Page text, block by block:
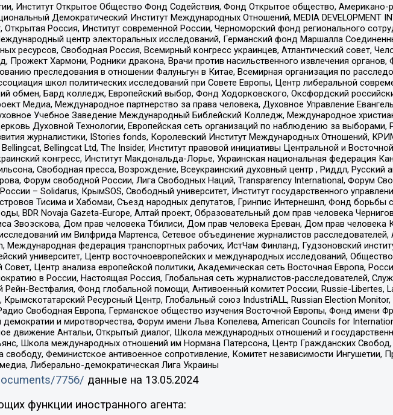
Институт Открытое Общество Фонд Содействия, Фонд Открытое общество, Американо-
Демократический Институт Международных Отношений, MEDIA DEVELOPMENT
Россия, Институт современной России, Черноморский фонд регионального
центр электоральных исследований, Германский фонд Маршалла
ресурсов, Свободная Россия, Всемирный конгресс украинцев, Атлантический совет,
Хармони, Родники дракона, Врачи против насильственного извлечения органов,
преследования в отношении Фалуньгун в Китае, Всемирная организация по
школ политических исследований при Совете Европы, Центр либеральной
обмен, Бард колледж, Европейский выбор, Фонд Ходорковского, Оксфордский
Медиа, Международное партнерство за права человека, Духовное Управление
Учебное Заведение Международный Библейский Колледж, Международное
Духовной Технологии, Европейская сеть организаций по наблюдению за выборами,
журналистики, IStories fonds, Королевский Институт Международных Отношений,
Bellingcat Ltd, The Insider, Институт правовой инициативы Центральной и
конгресс, Институт Макдональда-Лорье, Украинская национальная федерация
Свободная пресса, Возрождение, Всеукраинский духовный центр , Риддл, Русский
Форум свободной России, Лига Свободных Наций, Transparеncy International, Форум
– Solidarus, КрымSOS, Свободный университет, Институт государственного
Тисима и Хабомаи, Съезд народных депутатов, Гринпис Интернешнл, Фонд борьбы
BDR Novaja Gazeta-Europe, Алтай проект, Образовательный дом прав человека
Звозскова, Дом прав человека Тбилиси, Дом прав человека Ереван, Дом прав человека
им Вилфрида Мартенса, Сетевое объединение журналистов
Международная федерация транспортных рабочих, ИстЧам Финланд, Гудзоновский
университет, Центр восточноевропейских и международных исследований,
Центр анализа европейской политики, Академическая сеть Восточная Европа,
в России, Настоящая Россия, Глобальная сеть журналистов-расследователей,
Вестфалия, Фонд глобальной помощи, Антивоенный комитет России, Russie-Libertes,
Ресурсный Центр, Глобальный союз IndustriALL, Russian Election
Свободная Европа, Германское общество изучения Восточной Европы, Фонд имени
и миротворчества, Форум имени Льва Копелева, American Councils for
движение Антальи, Открытый диалог, Школа международных отношений и
Школа международных отношений им Нормана Патерсона, Центр Гражданских
Феминистское антивоенное сопротивление, Комитет независимости Ингушетии,
Либерально-демократическая Лига Украины
7756/ данные на 13.05.2024
функции иностранного агента: